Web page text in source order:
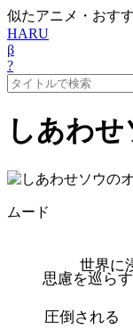
似たアニメ・おす
HARU
β
?
しあわ
ムード
圧倒される
思慮を巡らす
世界に